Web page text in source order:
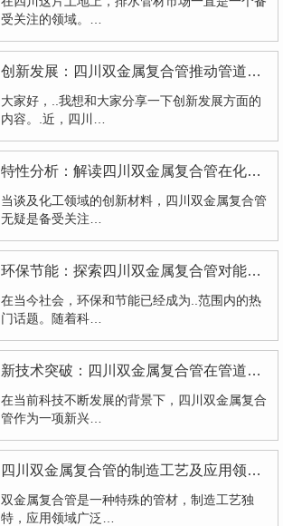
受关注的领域。…
创新发展：四川双金属复合管推动管道工程领域的技术革新
大家好，..我想和大家分享一下创新发展方面的
内容。.近，四川…
特性分析：解读四川双金属复合管在化工领域的特色与优势
当谈及化工领域的创新材料，四川双金属复合管
无疑是备受关注…
环保节能：探索四川双金属复合管对能源行业的影响
在当今社会，环保和节能已经成为..范围内的热
门话题。随着科…
新技术突破：四川双金属复合管在管道行业的前景展望
在当前科技不断发展的背景下，四川双金属复合
管作为一项新兴…
四川双金属复合管的制造工艺及应用领域探究
双金属复合管是一种特殊的管材，制造工艺独
特，应用领域广泛…